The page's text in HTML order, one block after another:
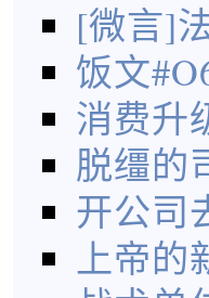
[微言]
饭文
消费升
脱缰的
开公司
上帝的